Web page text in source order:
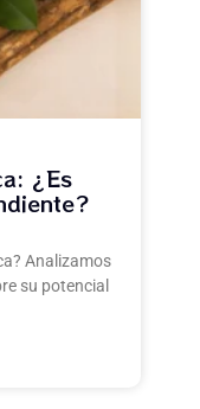
¿Es
Analizamos
su potencial